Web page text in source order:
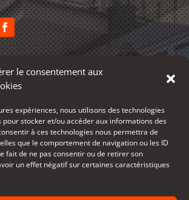
le consentement aux
expériences, nous utilisons des technologies
pour stocker et/ou accéder aux informations des
à ces technologies nous permettra de
que le comportement de navigation ou les ID
fait de ne pas consentir ou de retirer son
un effet négatif sur certaines caractéristiques